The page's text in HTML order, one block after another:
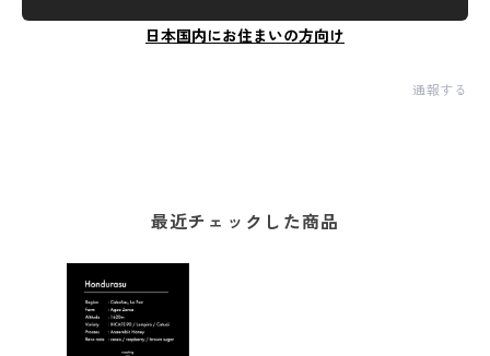
日本国内にお住まいの方向け
通報する
最近チェックした商品